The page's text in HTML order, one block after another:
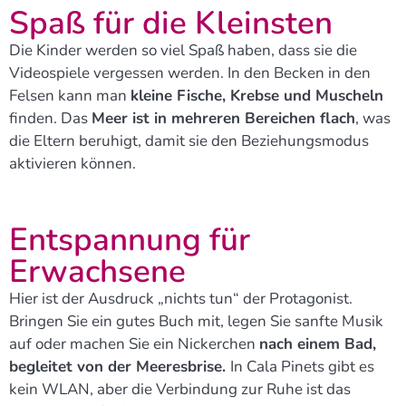
Spaß für die Kleinsten
Die Kinder werden so viel Spaß haben, dass sie die
Videospiele vergessen werden. In den Becken in den
Felsen kann man kleine Fische, Krebse und Muscheln
finden. Das Meer ist in mehreren Bereichen flach, was
die Eltern beruhigt, damit sie den Beziehungsmodus
aktivieren können.
Entspannung für
Erwachsene
Hier ist der Ausdruck „nichts tun“ der Protagonist.
Bringen Sie ein gutes Buch mit, legen Sie sanfte Musik
auf oder machen Sie ein Nickerchen nach einem Bad,
begleitet von der Meeresbrise. In Cala Pinets gibt es
kein WLAN, aber die Verbindung zur Ruhe ist das